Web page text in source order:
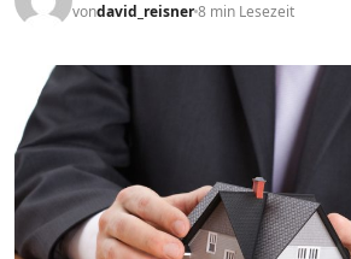
vondavid_reisner8 min Lesezeit